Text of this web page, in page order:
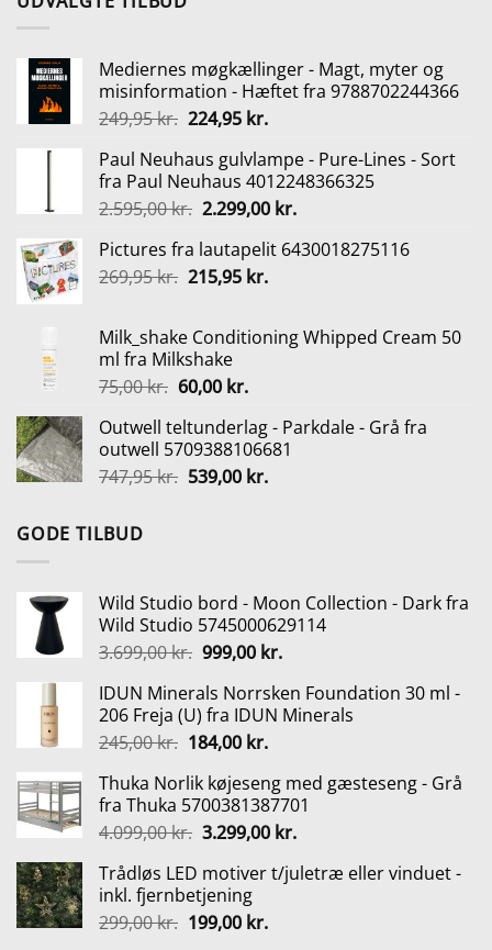
Mediernes møgkællinger - Magt, myter og
misinformation - Hæftet fra 9788702244366
249,95kr. Den
pris
var:
249,95 kr..
224,95 kr.Den
pris
er:
224,95 kr..
Paul Neuhaus gulvlampe - Pure-Lines - Sort
fra Paul Neuhaus 4012248366325
2.595,00kr. Den
pris
var:
2.299,00 kr.Den
pris
Pictures fra lautapelit 6430018275116
269,95kr. Den
var:
269,95 kr..
215,95 kr.Den
er:
Milk_shake Conditioning Whipped Cream 50
ml fra Milkshake
75,00kr. Den
pris
var:
75,00 kr..
60,00 kr.Den
pris
er:
60,00 kr..
Outwell teltunderlag - Parkdale - Grå fra
outwell 5709388106681
747,95kr. Den
539,00 kr.Den
GODE TILBUD
Wild Studio bord - Moon Collection - Dark fra
Wild Studio 5745000629114
3.699,00kr. Den
pris
var:
3.699,00 kr..
999,00 kr.Den
pris
er:
IDUN Minerals Norrsken Foundation 30 ml -
206 Freja (U) fra IDUN Minerals
245,00kr. Den
pris
var:
245,00 kr..
184,00 kr.Den
pris
er:
184,00 kr..
Thuka Norlik køjeseng med gæsteseng - Grå
fra Thuka 5700381387701
4.099,00kr. Den
pris
var:
4.099,00 kr..
3.299,00 kr.Den
pris
Trådløs LED motiver t/juletræ eller vinduet -
inkl. fjernbetjening
299,00kr. Den
199,00 kr.Den